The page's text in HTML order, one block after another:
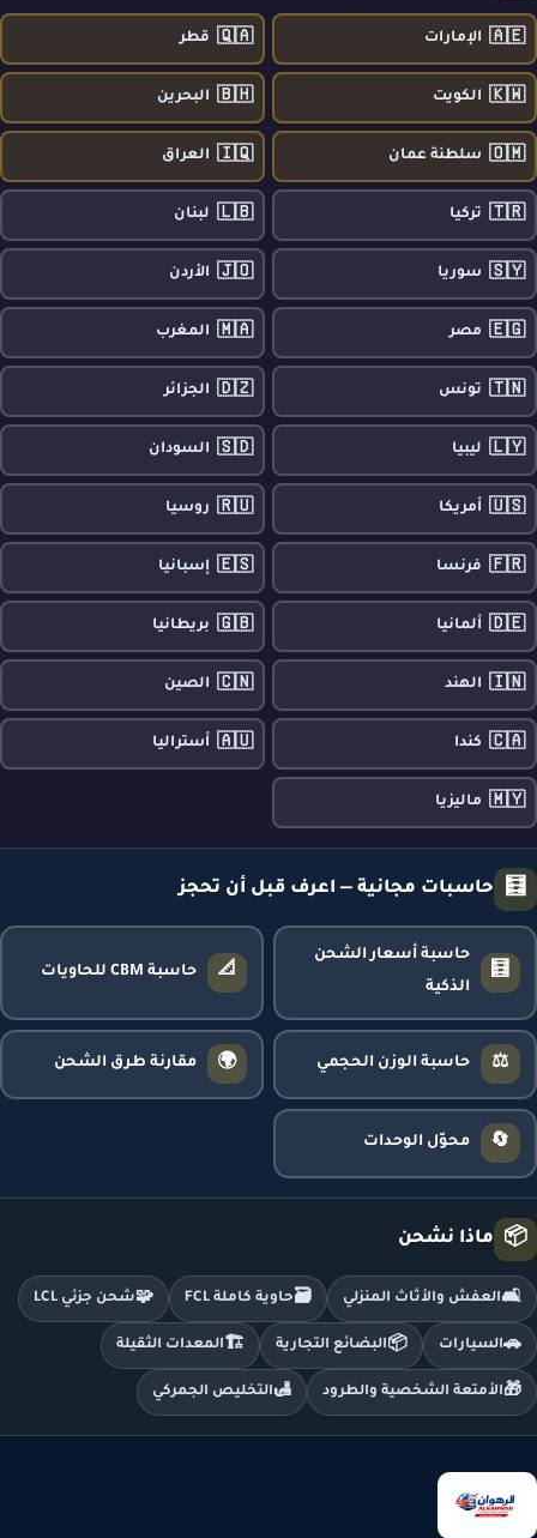
🇦🇪 الإمارات 🇶🇦 قطر
🇰🇼 الكويت 🇧🇭 البحرين
🇴🇲 سلطنة عمان 🇮🇶 العراق
🇹🇷 تركيا 🇱🇧 لبنان
🇸🇾 سوريا 🇯🇴 الأردن
🇪🇬 مصر 🇲🇦 المغرب
🇹🇳 تونس 🇩🇿 الجزائر
🇱🇾 ليبيا 🇸🇩 السودان
🇺🇸 أمريكا 🇷🇺 روسيا
🇫🇷 فرنسا 🇪🇸 إسبانيا
🇩🇪 ألمانيا 🇬🇧 بريطانيا
🇮🇳 الهند 🇨🇳 الصين
🇨🇦 كندا 🇦🇺 أستراليا
🇲🇾 ماليزيا
🧮 حاسبات مجانية — اعرف قبل أن تحجز
🧮
حاسبة أسعار الشحن
الذكية
📐 حاسبة CBM للحاويات
⚖️ حاسبة الوزن الحجمي 🌍 مقارنة طرق الشحن
🔄 محوّل الوحدات
📦 ماذا نشحن
🛋️العفش والأثاث المنزلي 🗃️حاوية كاملة FCL 🧩شحن جزئي LCL
🚗السيارات 📦البضائع التجارية 🏗️ المعدات الثقيلة
🎁الأمتعة الشخصية والطرود 🛃التخليص الجمركي